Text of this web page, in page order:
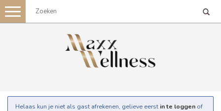
Toggle
navigation
Helaas kun je niet als gast afrekenen, gelieve eerst in te loggen of